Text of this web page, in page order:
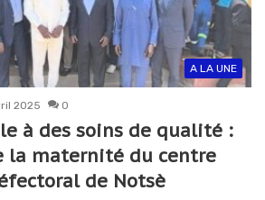
A LA UNE
2025 0
à des soins de qualité :
la maternité du centre
de Notsè